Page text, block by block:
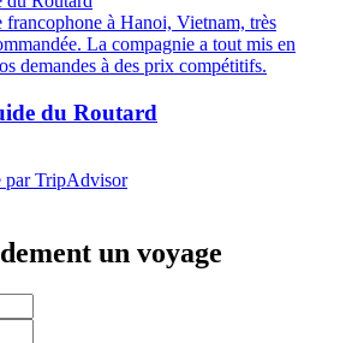
francophone à Hanoi, Vietnam, très
La compagnie a tout mis en
demandes à des prix compétitifs.
du Routard
un voyage